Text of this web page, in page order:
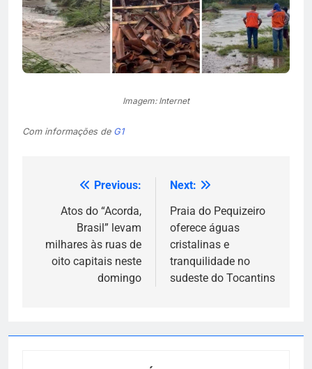
Imagem: Internet
Com informações de G1
Navegação
Post
Previous:
Atos do “Acorda,
Brasil” levam
milhares às ruas de
oito capitais neste
domingo
Next:
Praia do Pequizeiro
oferece águas
cristalinas e
tranquilidade no
sudeste do Tocantins